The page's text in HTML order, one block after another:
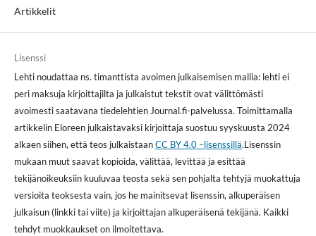
Artikkelit
Lisenssi
Lehti noudattaa ns. timanttista avoimen julkaisemisen mallia: lehti ei
peri maksuja kirjoittajilta ja julkaistut tekstit ovat välittömästi
avoimesti saatavana tiedelehtien Journal.fi-palvelussa. Toimittamalla
artikkelin Eloreen julkaistavaksi kirjoittaja suostuu syyskuusta 2024
alkaen siihen, että teos julkaistaanCC BY 4.0 –lisenssillä.Lisenssin
mukaan muut saavat kopioida, välittää, levittää ja esittää
tekijänoikeuksiin kuuluvaa teosta sekä sen pohjalta tehtyjä muokattuja
versioita teoksesta vain, jos he mainitsevat lisenssin, alkuperäisen
julkaisun (linkki tai viite) ja kirjoittajan alkuperäisenä tekijänä. Kaikki
tehdyt muokkaukset on ilmoitettava.